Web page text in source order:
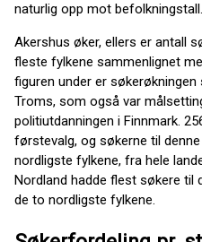
naturlig opp mot befolkningstall.
Akershus øker, ellers er antall
fleste fylkene sammenlignet
figuren under er
Troms, som også var
politiutdanningen i Finnmark.
førstevalg, og søkerne til
nordligste fylkene, fra hele
Nordland hadde flest søkere til
de to nordligste fylkene.